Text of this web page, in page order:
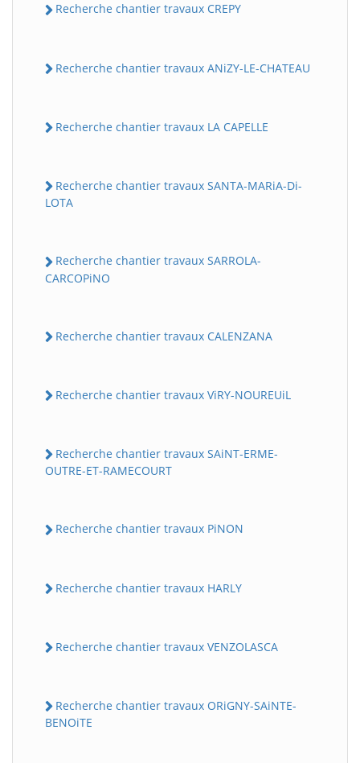
Recherche chantier travaux CREPY
Recherche chantier travaux ANiZY-LE-CHATEAU
Recherche chantier travaux LA CAPELLE
Recherche chantier travaux SANTA-MARiA-Di-
LOTA
Recherche chantier travaux SARROLA-
CARCOPiNO
Recherche chantier travaux CALENZANA
Recherche chantier travaux ViRY-NOUREUiL
Recherche chantier travaux SAiNT-ERME-
OUTRE-ET-RAMECOURT
Recherche chantier travaux PiNON
Recherche chantier travaux HARLY
Recherche chantier travaux VENZOLASCA
Recherche chantier travaux ORiGNY-SAiNTE-
BENOiTE